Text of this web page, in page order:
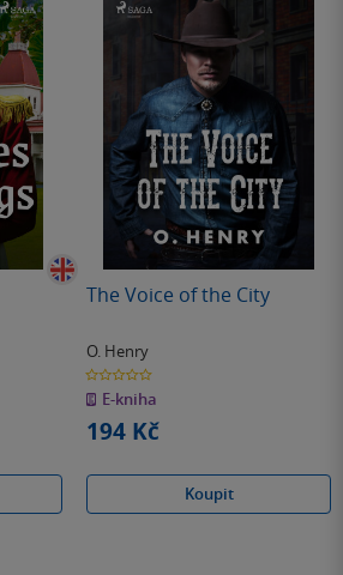
The Voice of the City
O. Henry
0.0
z
5
hvězdiček
E-kniha
194 Kč
Koupit